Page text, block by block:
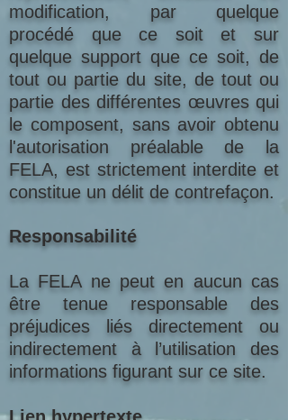
modification, par quelque
procédé que ce soit et sur
quelque support que ce soit, de
tout ou partie du site, de tout ou
partie des différentes œuvres qui
le composent, sans avoir obtenu
l'autorisation préalable de la
FELA, est strictement interdite et
constitue un délit de contrefaçon.
Responsabilité
La FELA ne peut en aucun cas
être tenue responsable des
préjudices liés directement ou
indirectement à l’utilisation des
informations figurant sur ce site.